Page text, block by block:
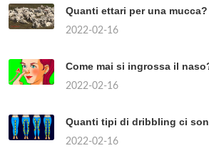
Quanti ettari per una mucca?
2022-02-16
Come mai si ingrossa il
2022-02-16
Quanti tipi di dribbling ci
2022-02-16